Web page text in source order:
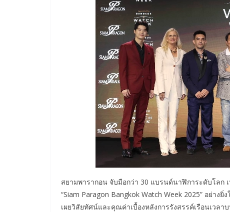
สยามพารากอน จับมือกว่า 30 แบรนด์นาฬิการะดับโลก
“Siam Paragon Bangkok Watch Week 2025” อย่า
เผยวิสัยทัศน์และคุณค่าเบื้องหลังการรังสรรค์เรือนเวล